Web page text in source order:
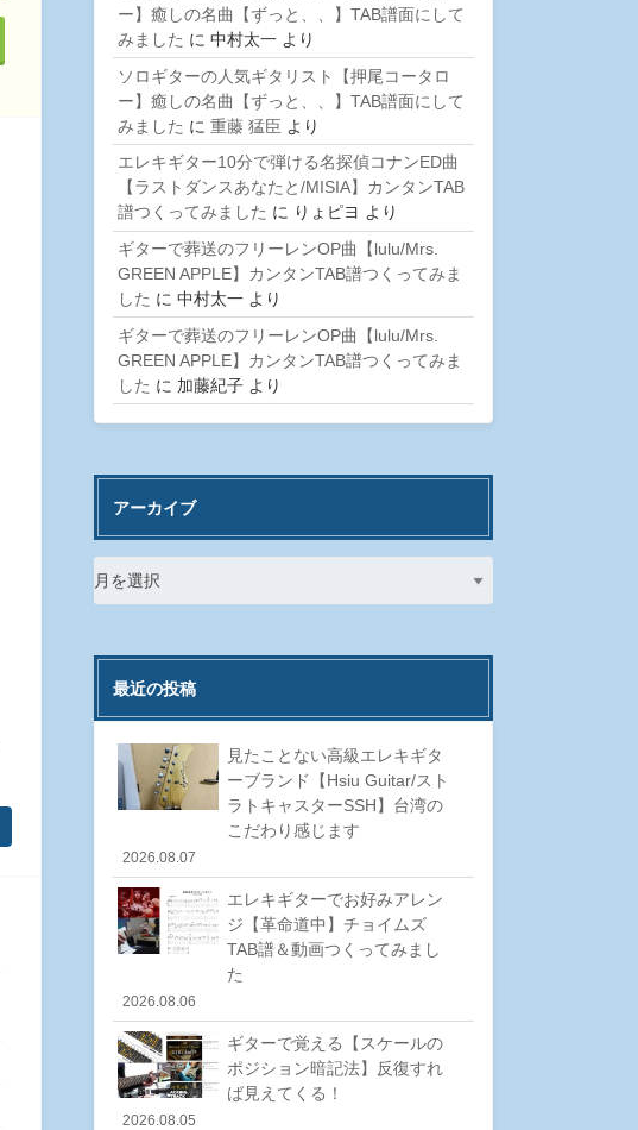
ー】癒しの名曲【ずっと、、】TAB譜面にして
みました に中村太一 より
ソロギターの人気ギタリスト【押尾コータロ
ー】癒しの名曲【ずっと、、】TAB譜面にして
みました に重藤 猛臣 より
エレキギター10分で弾ける名探偵コナンED曲
【ラストダンスあなたと/MISIA】カンタンTAB
譜つくってみました に りょピヨ より
ギターで葬送のフリーレンOP曲【lulu/Mrs.
GREEN APPLE】カンタンTAB譜つくってみま
した に中村太一 より
ギターで葬送のフリーレンOP曲【lulu/Mrs.
GREEN APPLE】カンタンTAB譜つくってみま
した に 加藤紀子 より
アーカイブ
最近の投稿
見たことない高級エレキギタ
ーブランド【Hsiu Guitar/スト
ラトキャスターSSH】台湾の
こだわり感じます
2026.08.07
エレキギターでお好みアレン
ジ【革命道中】チョイムズ
TAB譜＆動画つくってみまし
た
2026.08.06
ギターで覚える【スケールの
ポジション暗記法】反復すれ
ば見えてくる！
2026.08.05